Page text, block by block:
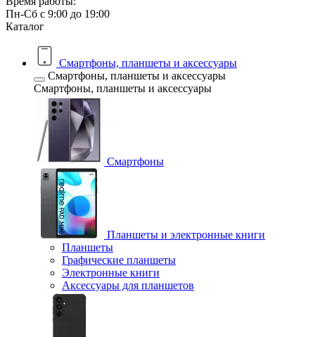
Пн-Сб с 9:00 до 19:00
Каталог
Смартфоны, планшеты и аксессуары
Смартфоны, планшеты и аксессуары
Смартфоны, планшеты и аксессуары
Смартфоны
Планшеты и электронные книги
Планшеты
Графические планшеты
Электронные книги
Аксессуары для планшетов